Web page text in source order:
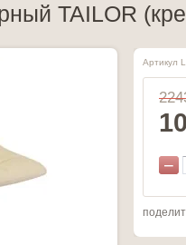
TAILOR
Артикул
−